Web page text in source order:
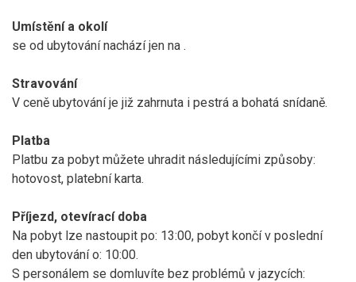
Umístění a okolí
se od ubytování nachází jen na .
Stravování
V ceně ubytování je již zahrnuta i pestrá a bohatá snídaně.
Platba
Platbu za pobyt můžete uhradit následujícími způsoby:
hotovost, platební karta.
Příjezd, otevírací doba
Na pobyt lze nastoupit po: 13:00, pobyt končí v poslední
den ubytování o: 10:00.
S personálem se domluvíte bez problémů v jazycích: